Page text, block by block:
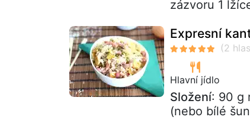
zázvoru 1
Expresní
Hlavní jídlo
Složení: 90 g
(nebo bílé